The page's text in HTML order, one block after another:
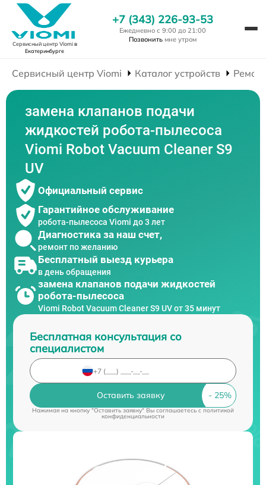
Сервисный центр Viomiв
Екатеринбурге
+7 (343) 226-93-53
Ежедневно с 9:00 до 21:00
Позвонить мне утром
Сервисный центр Viomi Каталог устройств
замена клапанов подачи
жидкостей робота-пылесоса
Viomi Robot Vacuum Cleaner S9
UV
Официальный сервис
Гарантийное обслуживание
робота-пылесоса Viomi до 3 лет
Диагностика за наш счет,
ремонт по желанию
Бесплатный выезд курьера
в день обращения
замена клапанов подачи жидкостей
робота-пылесоса
Viomi Robot Vacuum Cleaner S9 UV от 35 минут
Бесплатная консультация со
специалистом
Оставить заявку
Нажимая на кнопку "Оставить заявку" Вы соглашаетесь cполитикой
конфиденциальности